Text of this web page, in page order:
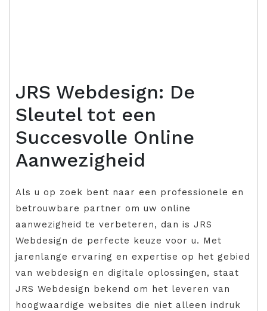
JRS Webdesign: De
Sleutel tot een
Succesvolle Online
Aanwezigheid
Als u op zoek bent naar een professionele en
betrouwbare partner om uw online
aanwezigheid te verbeteren, dan is JRS
Webdesign de perfecte keuze voor u. Met
jarenlange ervaring en expertise op het gebied
van webdesign en digitale oplossingen, staat
JRS Webdesign bekend om het leveren van
hoogwaardige websites die niet alleen indruk